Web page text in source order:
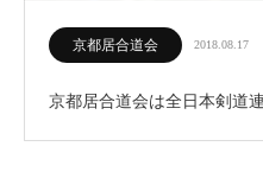
京都居合道会 2018.08.17
京都居合道会は全日本剣道